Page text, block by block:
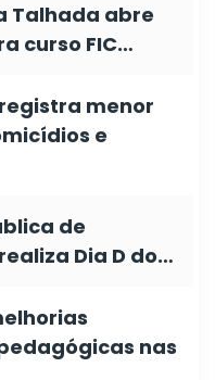
Talhada abre
curso FIC…
menor
e
de
Dia D do…
nas